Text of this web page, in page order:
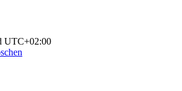
UTC+02:00